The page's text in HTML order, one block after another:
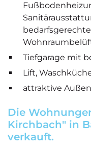
bedarfsgerechte
Tiefgarage mit
Lift,
attraktive
Die
Kirchbach" in
verkauft.